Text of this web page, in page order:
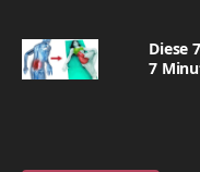
Diese
7